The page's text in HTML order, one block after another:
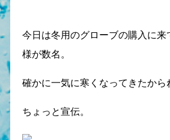
今日は冬用のグローブの購入に来
様が数名。
確かに一気に寒くなってきたから
ちょっと宣伝。